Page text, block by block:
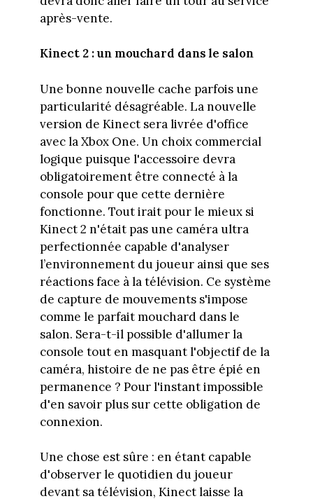
après-vente.
Kinect 2 : un mouchard dans le salon
Une bonne nouvelle cache parfois une
particularité désagréable. La nouvelle
version de Kinect sera livrée d'office
avec la Xbox One. Un choix commercial
logique puisque l'accessoire devra
obligatoirement être connecté à la
console pour que cette dernière
fonctionne. Tout irait pour le mieux si
Kinect 2 n'était pas une caméra ultra
perfectionnée capable d'analyser
l’environnement du joueur ainsi que ses
réactions face à la télévision. Ce système
de capture de mouvements s'impose
comme le parfait mouchard dans le
salon. Sera-t-il possible d'allumer la
console tout en masquant l'objectif de la
caméra, histoire de ne pas être épié en
permanence ? Pour l'instant impossible
d'en savoir plus sur cette obligation de
connexion.
Une chose est sûre : en étant capable
d'observer le quotidien du joueur
devant sa télévision, Kinect laisse la